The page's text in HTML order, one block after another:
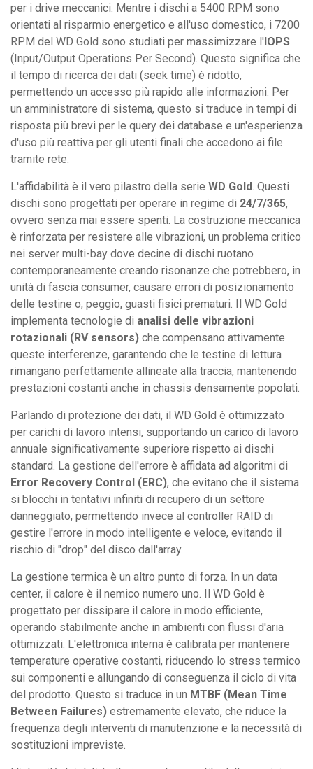
per i drive meccanici. Mentre i dischi a 5400 RPM sono
orientati al risparmio energetico e all'uso domestico, i 7200
RPM del WD Gold sono studiati per massimizzare l'IOPS
(Input/Output Operations Per Second). Questo significa che
il tempo di ricerca dei dati (seek time) è ridotto,
permettendo un accesso più rapido alle informazioni. Per
un amministratore di sistema, questo si traduce in tempi di
risposta più brevi per le query dei database e un'esperienza
d'uso più reattiva per gli utenti finali che accedono ai file
tramite rete.
L'affidabilità è il vero pilastro della serie WD Gold. Questi
dischi sono progettati per operare in regime di 24/7/365,
ovvero senza mai essere spenti. La costruzione meccanica
è rinforzata per resistere alle vibrazioni, un problema critico
nei server multi-bay dove decine di dischi ruotano
contemporaneamente creando risonanze che potrebbero, in
unità di fascia consumer, causare errori di posizionamento
delle testine o, peggio, guasti fisici prematuri. Il WD Gold
implementa tecnologie di analisi delle vibrazioni
rotazionali (RV sensors) che compensano attivamente
queste interferenze, garantendo che le testine di lettura
rimangano perfettamente allineate alla traccia, mantenendo
prestazioni costanti anche in chassis densamente popolati.
Parlando di protezione dei dati, il WD Gold è ottimizzato
per carichi di lavoro intensi, supportando un carico di lavoro
annuale significativamente superiore rispetto ai dischi
standard. La gestione dell'errore è affidata ad algoritmi di
Error Recovery Control (ERC), che evitano che il sistema
si blocchi in tentativi infiniti di recupero di un settore
danneggiato, permettendo invece al controller RAID di
gestire l'errore in modo intelligente e veloce, evitando il
rischio di "drop" del disco dall'array.
La gestione termica è un altro punto di forza. In un data
center, il calore è il nemico numero uno. Il WD Gold è
progettato per dissipare il calore in modo efficiente,
operando stabilmente anche in ambienti con flussi d'aria
ottimizzati. L'elettronica interna è calibrata per mantenere
temperature operative costanti, riducendo lo stress termico
sui componenti e allungando di conseguenza il ciclo di vita
del prodotto. Questo si traduce in un MTBF (Mean Time
Between Failures) estremamente elevato, che riduce la
frequenza degli interventi di manutenzione e la necessità di
sostituzioni impreviste.